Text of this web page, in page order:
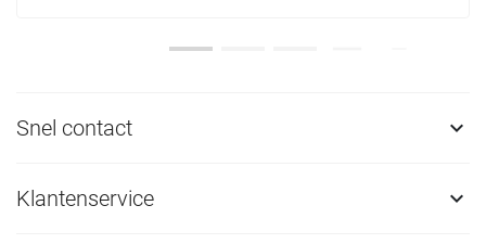
Snel contact 
Klantenservice 